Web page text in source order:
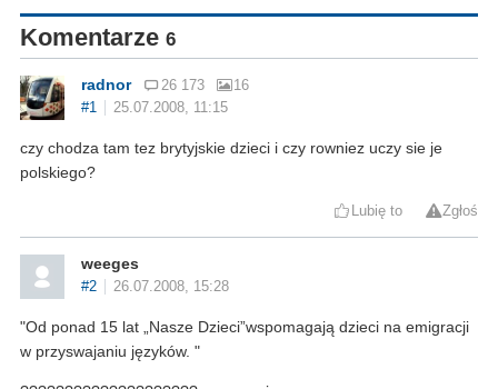
Komentarze 6
radnor 26 173
16
#1
25.07.2008, 11:15
czy chodza tam tez brytyjskie dzieci i czy rowniez uczy sie je
polskiego?
Lubię to Zgłoś
weeges
#2 26.07.2008, 15:28
"Od ponad 15 lat „Nasze Dzieci”wspomagają dzieci na emigracji
w przyswajaniu języków. "